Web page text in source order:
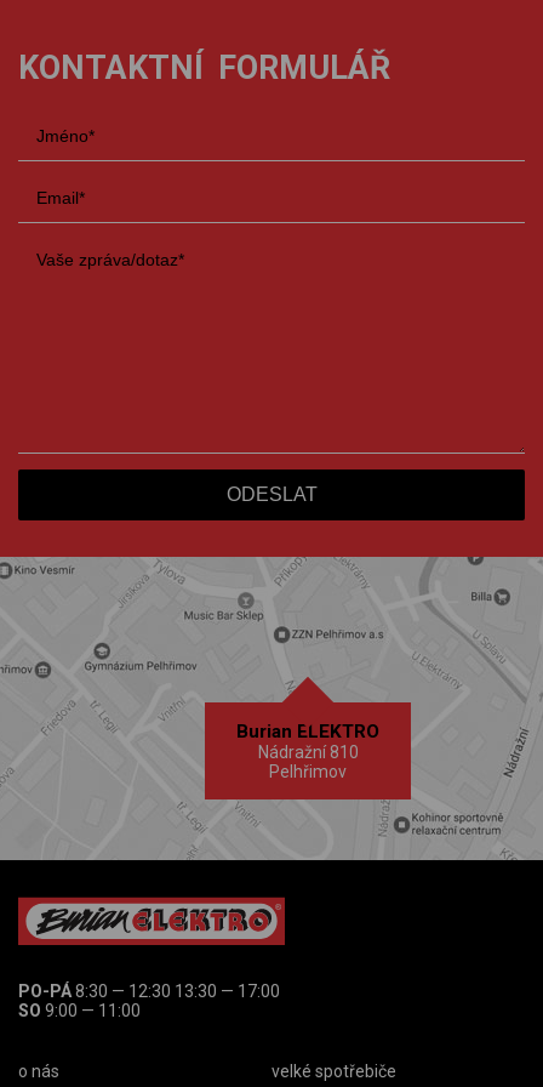
KONTAKTNÍ FORMULÁŘ
Burian ELEKTRO
Nádražní 810
Pelhřimov
PO-PÁ8:30 — 12:30 13:30 — 17:00
SO 9:00 — 11:00
o nás
velké spotřebiče